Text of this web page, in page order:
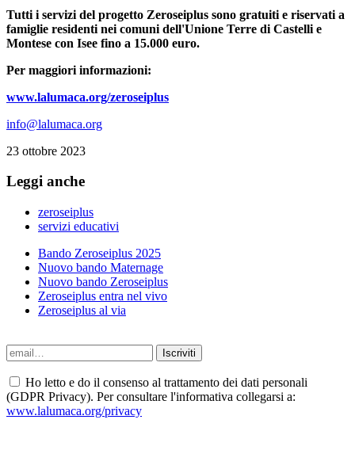
Tutti i servizi del progetto Zeroseiplus sono gratuiti e riservati a
famiglie residenti nei comuni dell'Unione Terre di Castelli e
Montese con Isee fino a 15.000 euro.
Per maggiori informazioni:
www.lalumaca.org/zeroseiplus
info@lalumaca.org
23 ottobre 2023
Leggi anche
zeroseiplus
servizi educativi
Bando Zeroseiplus 2025
Nuovo bando Maternage
Nuovo bando Zeroseiplus
Zeroseiplus entra nel vivo
Zeroseiplus al via
Ho letto e do il consenso al trattamento dei dati personali
(GDPR Privacy). Per consultare l'informativa collegarsi a:
www.lalumaca.org/privacy